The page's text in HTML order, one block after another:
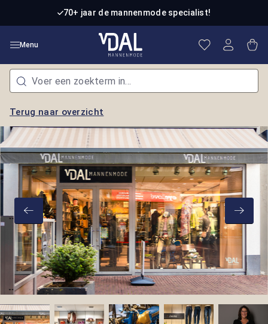
Ga naar de hoofdinhoud70+ jaar de mannenmode specialist!
Menu Je hebt 0
Terug naar overzicht